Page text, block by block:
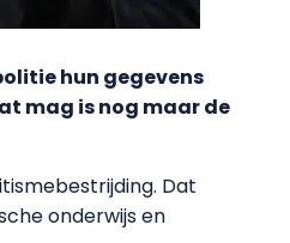
hun gegevens
mag is nog maar de
Dat
onderwijs en